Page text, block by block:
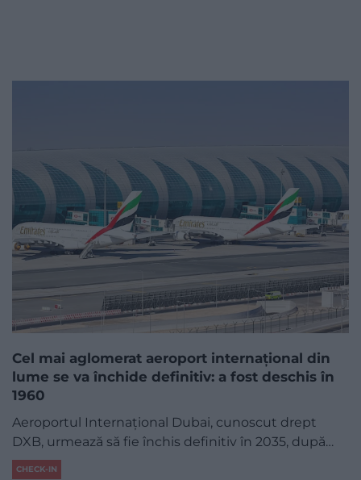
Cel mai aglomerat aeroport internațional din
lume se va închide definitiv: a fost deschis în
1960
Aeroportul Internațional Dubai, cunoscut drept
DXB, urmează să fie închis definitiv în 2035, după…
CHECK-IN